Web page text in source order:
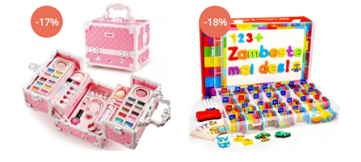
-17% -18%